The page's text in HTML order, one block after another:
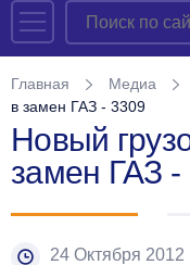
Главная Медиа
в замен ГАЗ - 3309
Новый
замен ГАЗ -
24 Октября 2012